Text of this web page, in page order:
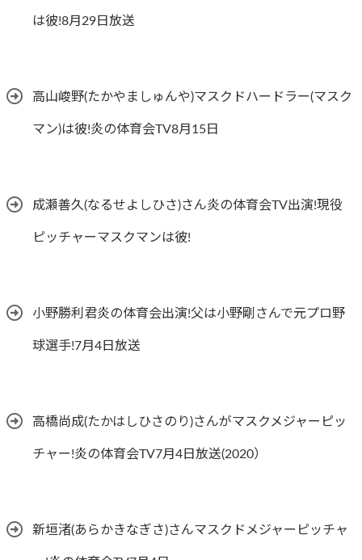
は彼!8月29日放送
高山峻野(たかやましゅんや)マスクドハードラー(マスク
マン)は彼!炎の体育会TV8月15日
成瀬善久(なるせよしひさ)さん炎の体育会TV出演!現役
ピッチャーマスクマンは彼!
小野勝利君炎の体育会出演!父は小野剛さんで元プロ野
球選手!7月4日放送
高橋尚成(たかはしひさのり)さんがマスクメジャーピッ
チャー!炎の体育会TV7月4日放送(2020）
新垣渚(あらかきなぎさ)さんマスクドメジャーピッチャ